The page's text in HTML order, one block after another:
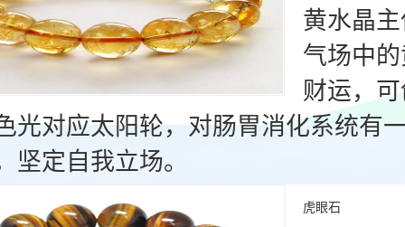
黄水晶
气场中
财运，
光对应太阳轮，对肠胃消化系统有
坚定自我立场。
虎眼石